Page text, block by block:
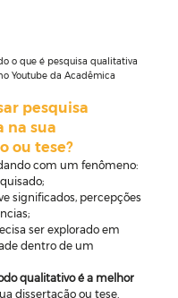
o que é pesquisa qualitativa
Youtube da Acadêmica
pesquisa
na sua
ou tese?
com um fenômeno:
significados, percepções
ser explorado em
dentro de um
qualitativo é a melhor
dissertação ou tese.